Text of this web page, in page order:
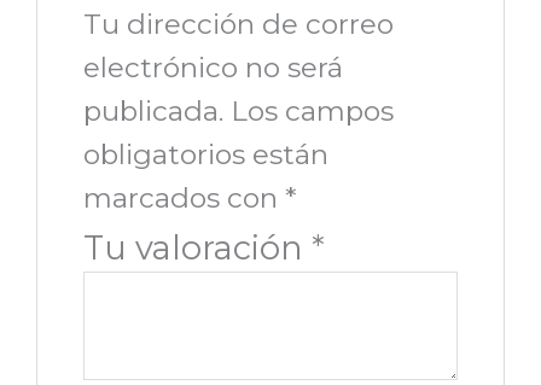
Tu dirección de correo
electrónico no será
publicada. Los campos
obligatorios están
marcados con *
Tu valoración *